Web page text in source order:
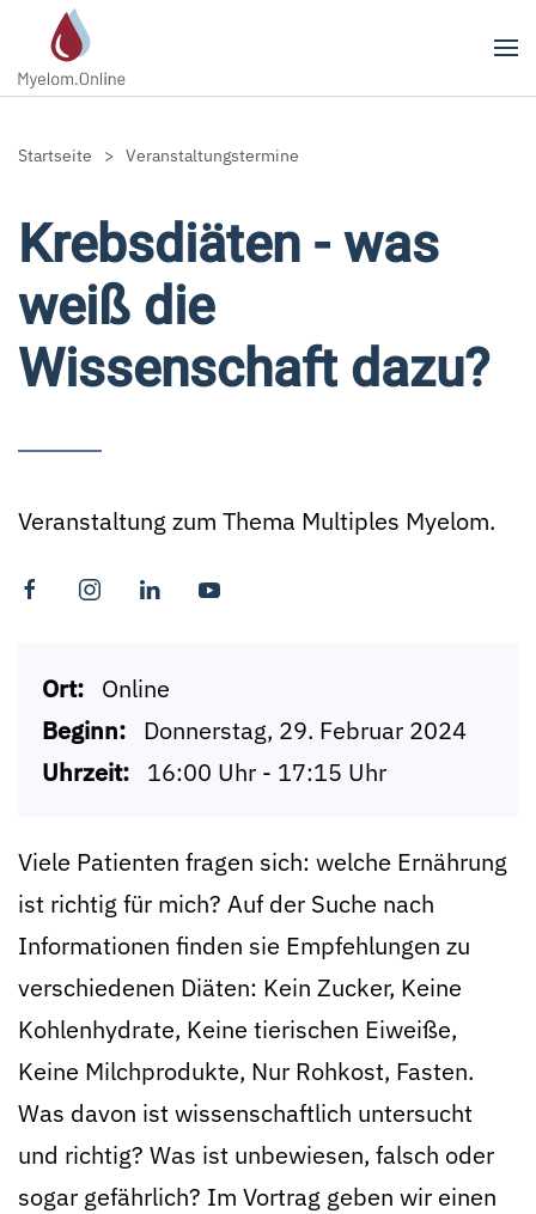
Zum Hauptinhalt springen
Startseite Veranstaltungstermine
Krebsdiäten - was
weiß die
Wissenschaft dazu?
Veranstaltung zum Thema Multiples Myelom.
Ort: Online
Beginn: Donnerstag, 29. Februar 2024
Uhrzeit: 16:00 Uhr - 17:15 Uhr
Viele Patienten fragen sich: welche Ernährung
ist richtig für mich? Auf der Suche nach
Informationen finden sie Empfehlungen zu
verschiedenen Diäten: Kein Zucker, Keine
Kohlenhydrate, Keine tierischen Eiweiße,
Keine Milchprodukte, Nur Rohkost, Fasten.
Was davon ist wissenschaftlich untersucht
und richtig? Was ist unbewiesen, falsch oder
sogar gefährlich? Im Vortrag geben wir einen